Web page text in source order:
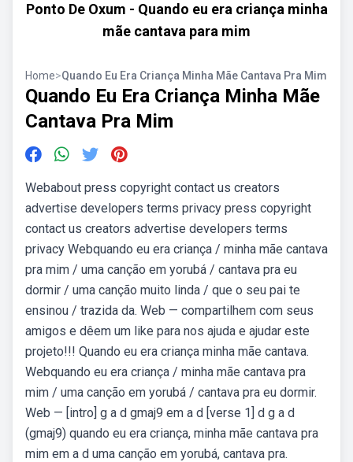
Ponto De Oxum - Quando eu era criança minha
mãe cantava para mim
Home>Quando Eu Era Criança Minha Mãe Cantava Pra Mim
Quando Eu Era Criança Minha Mãe
Cantava Pra Mim
Webabout press copyright contact us creators
advertise developers terms privacy press copyright
contact us creators advertise developers terms
privacy Webquando eu era criança / minha mãe cantava
pra mim / uma canção em yorubá / cantava pra eu
dormir / uma canção muito linda / que o seu pai te
ensinou / trazida da. Web — compartilhem com seus
amigos e dêem um like para nos ajuda e ajudar este
projeto!!! Quando eu era criança minha mãe cantava.
Webquando eu era criança / minha mãe cantava pra
mim / uma canção em yorubá / cantava pra eu dormir.
Web — [intro] g a d gmaj9 em a d [verse 1] d g a d
(gmaj9) quando eu era criança, minha mãe cantava pra
mim em a d uma canção em yorubá, cantava pra.